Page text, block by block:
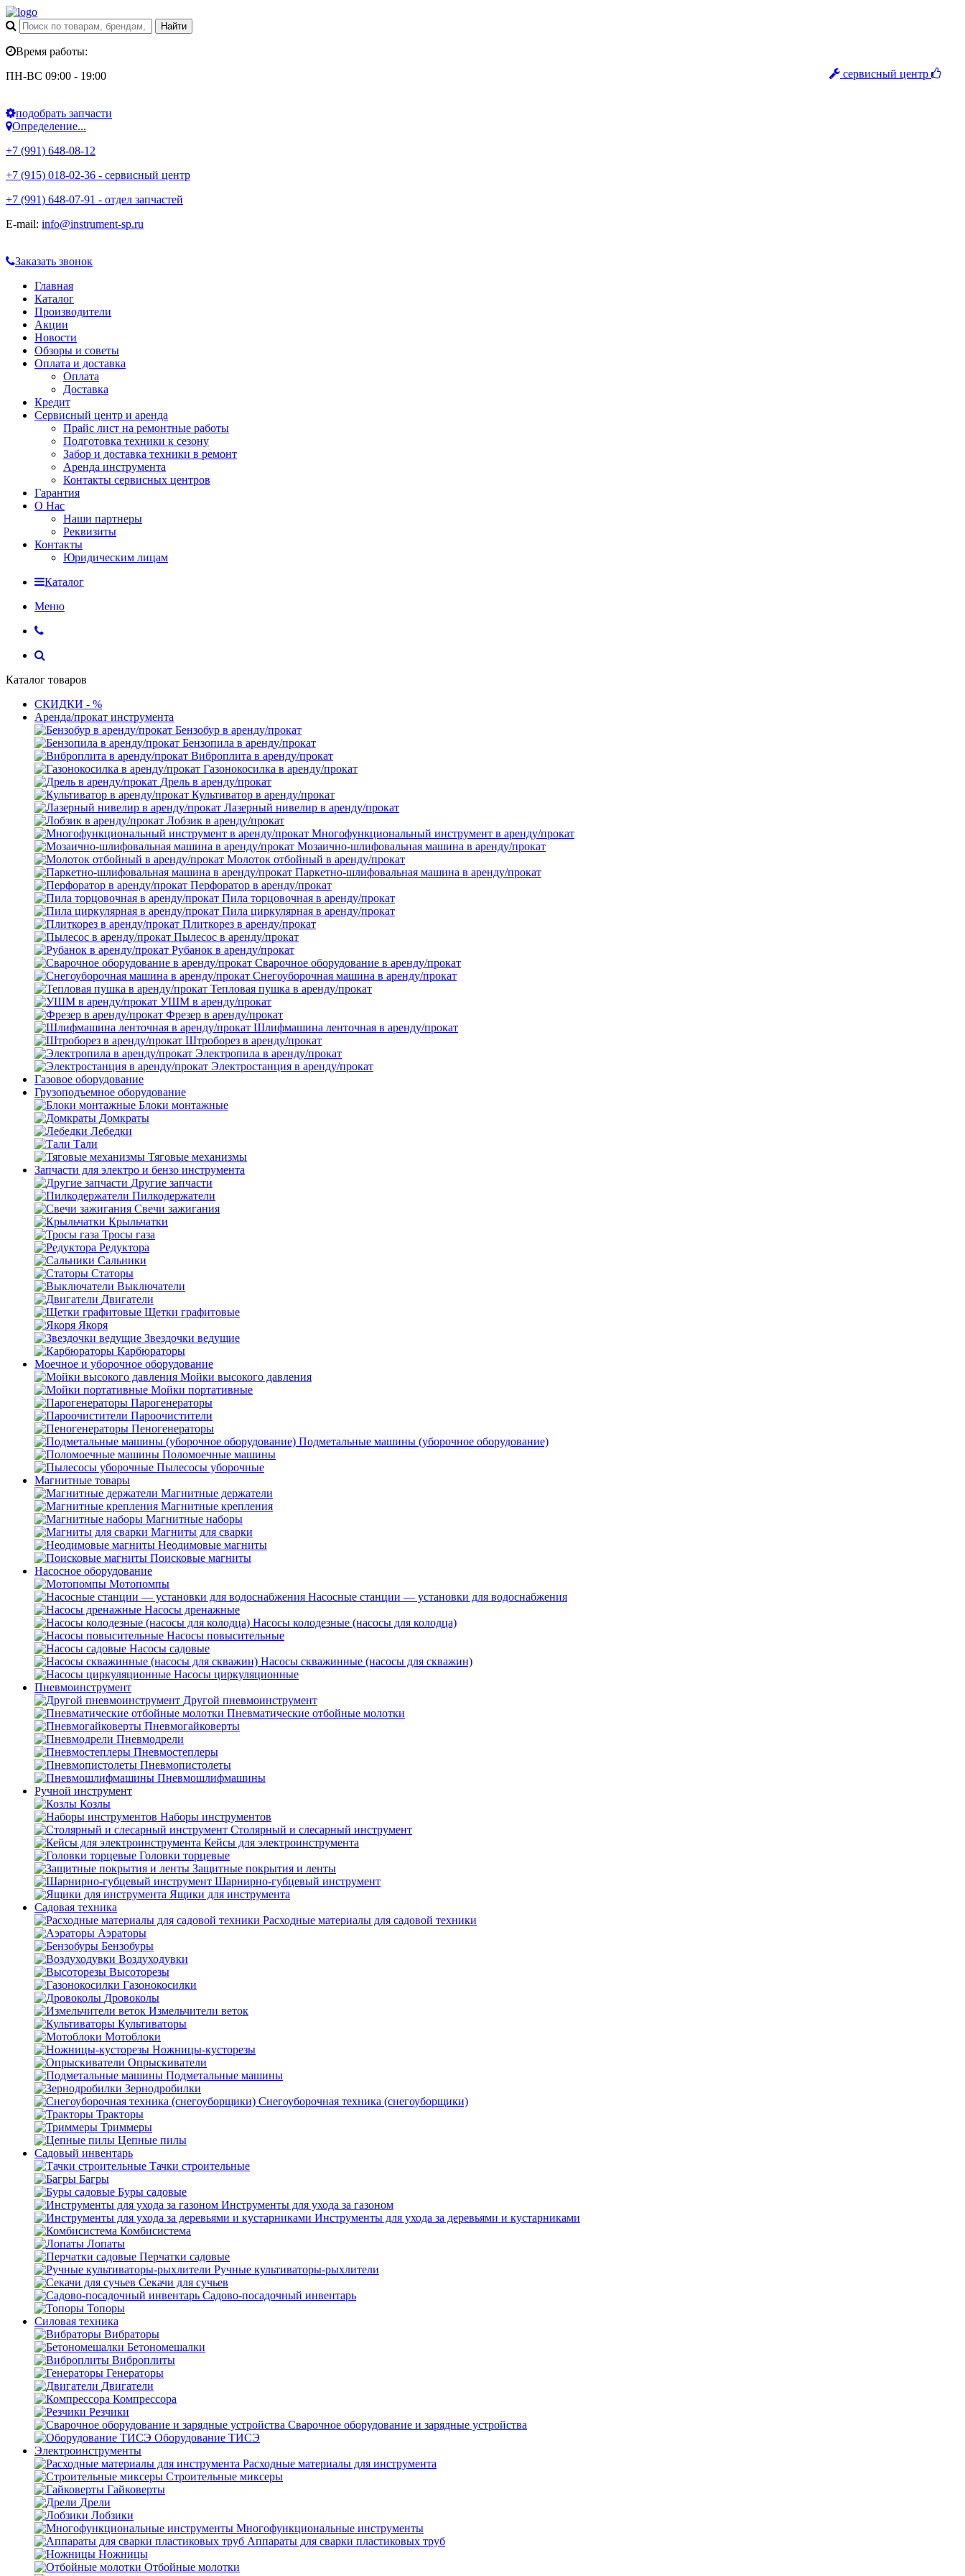
сервисный центр
Время работы:
ПН-ВС 09:00 - 19:00
подобрать запчасти
Определение...
+7 (991) 648-08-12
+7 (915) 018-02-36 - сервисный центр
+7 (991) 648-07-91 - отдел запчастей
E-mail: info@instrument-sp.ru
Заказать звонок
Главная
Каталог
Производители
Акции
Новости
Обзоры и советы
Оплата и доставка
Оплата
Доставка
Кредит
Сервисный центр и аренда
Прайс лист на ремонтные работы
Подготовка техники к сезону
Забор и доставка техники в ремонт
Аренда инструмента
Контакты сервисных центров
Гарантия
О Нас
Наши партнеры
Реквизиты
Контакты
Юридическим лицам
Каталог
Меню
Каталог товаров
СКИДКИ - %
Аренда/прокат инструмента
Бензобур в аренду/прокат
Бензопила в аренду/прокат
Виброплита в аренду/прокат
Газонокосилка в аренду/прокат
Дрель в аренду/прокат
Культиватор в аренду/прокат
Лазерный нивелир в аренду/прокат
Лобзик в аренду/прокат
Многофункциональный инструмент в аренду/прокат
Мозаично-шлифовальная машина в аренду/прокат
Молоток отбойный в аренду/прокат
Паркетно-шлифовальная машина в аренду/прокат
Перфоратор в аренду/прокат
Пила торцовочная в аренду/прокат
Пила циркулярная в аренду/прокат
Плиткорез в аренду/прокат
Пылесос в аренду/прокат
Рубанок в аренду/прокат
Сварочное оборудование в аренду/прокат
Снегоуборочная машина в аренду/прокат
Тепловая пушка в аренду/прокат
УШМ в аренду/прокат
Фрезер в аренду/прокат
Шлифмашина ленточная в аренду/прокат
Штроборез в аренду/прокат
Электропила в аренду/прокат
Электростанция в аренду/прокат
Газовое оборудование
Грузоподъемное оборудование
Блоки монтажные
Домкраты
Лебедки
Тали
Тяговые механизмы
Запчасти для электро и бензо инструмента
Другие запчасти
Пилкодержатели
Свечи зажигания
Крыльчатки
Тросы газа
Редуктора
Сальники
Статоры
Выключатели
Двигатели
Щетки графитовые
Якоря
Звездочки ведущие
Карбюраторы
Моечное и уборочное оборудование
Мойки высокого давления
Мойки портативные
Парогенераторы
Пароочистители
Пеногенераторы
Подметальные машины (уборочное оборудование)
Поломоечные машины
Пылесосы уборочные
Магнитные товары
Магнитные держатели
Магнитные крепления
Магнитные наборы
Магниты для сварки
Неодимовые магниты
Поисковые магниты
Насосное оборудование
Мотопомпы
Насосные станции — установки для водоснабжения
Насосы дренажные
Насосы колодезные (насосы для колодца)
Насосы повысительные
Насосы садовые
Насосы скважинные (насосы для скважин)
Насосы циркуляционные
Пневмоинструмент
Другой пневмоинструмент
Пневматические отбойные молотки
Пневмогайковерты
Пневмодрели
Пневмостеплеры
Пневмопистолеты
Пневмошлифмашины
Ручной инструмент
Козлы
Наборы инструментов
Столярный и слесарный инструмент
Кейсы для электроинструмента
Головки торцевые
Защитные покрытия и ленты
Шарнирно-губцевый инструмент
Ящики для инструмента
Садовая техника
Расходные материалы для садовой техники
Аэраторы
Бензобуры
Воздуходувки
Высоторезы
Газонокосилки
Дровоколы
Измельчители веток
Культиваторы
Мотоблоки
Ножницы-кусторезы
Опрыскиватели
Подметальные машины
Зернодробилки
Снегоуборочная техника (снегоуборщики)
Тракторы
Триммеры
Цепные пилы
Садовый инвентарь
Тачки строительные
Багры
Буры садовые
Инструменты для ухода за газоном
Инструменты для ухода за деревьями и кустарниками
Комбисистема
Лопаты
Перчатки садовые
Ручные культиваторы-рыхлители
Секачи для сучьев
Садово-посадочный инвентарь
Топоры
Силовая техника
Вибраторы
Бетономешалки
Виброплиты
Генераторы
Двигатели
Компрессора
Резчики
Сварочное оборудование и зарядные устройства
Оборудование ТИСЭ
Электроинструменты
Расходные материалы для инструмента
Строительные миксеры
Гайковерты
Дрели
Лобзики
Многофункциональные инструменты
Аппараты для сварки пластиковых труб
Ножницы
Отбойные молотки